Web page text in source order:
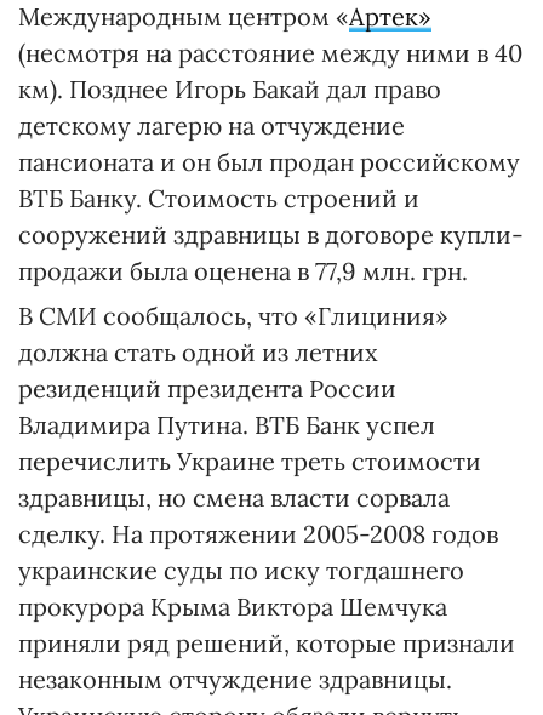
Международным центром «Артек»
(несмотря на расстояние между ними в 40
км). Позднее Игорь Бакай дал право
детскому лагерю на отчуждение
пансионата и он был продан российскому
ВТБ Банку. Стоимость строений и
сооружений здравницы в договоре купли-
продажи была оценена в 77,9 млн. грн.
В СМИ сообщалось, что «Глициния»
должна стать одной из летних
резиденций президента России
Владимира Путина. ВТБ Банк успел
перечислить Украине треть стоимости
здравницы, но смена власти сорвала
сделку. На протяжении 2005-2008 годов
украинские суды по иску тогдашнего
прокурора Крыма Виктора Шемчука
приняли ряд решений, которые признали
незаконным отчуждение здравницы.